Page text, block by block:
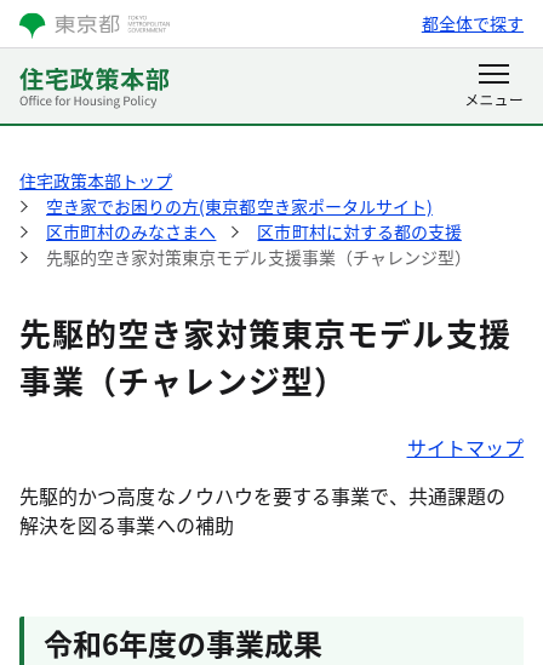
都全体で探す
住宅政策本部トップ
空き家でお困りの方(東京都空き家ポータルサイト)
区市町村のみなさまへ
区市町村に対する都の支援
先駆的空き家対策東京モデル支援事業（チャレンジ型）
先駆的空き家対策東京モデル支援
事業（チャレンジ型）
サイトマップ
先駆的かつ高度なノウハウを要する事業で、共通課題の
解決を図る事業への補助
令和6年度の事業成果